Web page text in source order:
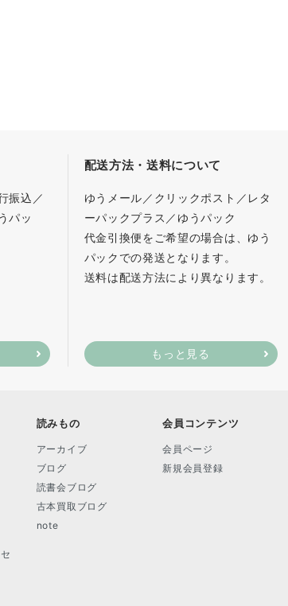
振込／
パッ
配送方法・送料について
ゆうメール／クリックポスト／レタ
ーパックプラス／ゆうパック
代金引換便をご希望の場合は、ゆう
パックでの発送となります。
送料は配送方法により異なります。
もっと見る
読みもの
アーカイブ
ブログ
読書会ブログ
古本買取ブログ
note
会員コンテンツ
会員ページ
新規会員登録